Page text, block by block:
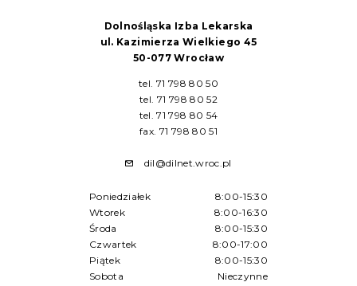
Dolnośląska Izba Lekarska
ul. Kazimierza Wielkiego 45
50-077 Wrocław
tel. 71 798 80 50
tel. 71 798 80 52
tel. 71 798 80 54
fax. 71 798 80 51
dil@dilnet.wroc.pl
Poniedziałek
8:00-15:30
Wtorek
8:00-16:30
Środa
8:00-15:30
Czwartek
8:00-17:00
Piątek
8:00-15:30
Sobota
Nieczynne